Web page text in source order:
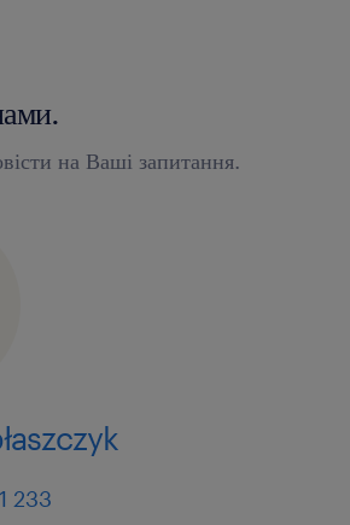
на Ваші запитання.
233